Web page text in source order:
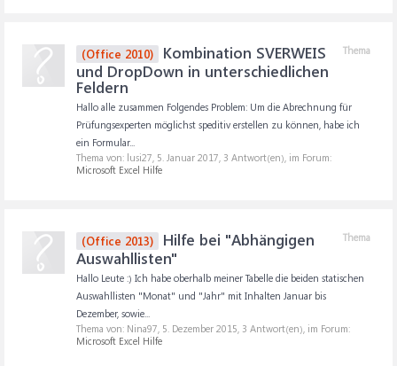
Thema
(Office 2010)
Kombination SVERWEIS
und DropDown in unterschiedlichen
Feldern
Hallo alle zusammen Folgendes Problem: Um die Abrechnung für
Prüfungsexperten möglichst speditiv erstellen zu können, habe ich
ein Formular...
Thema von: lusi27, 5. Januar 2017, 3 Antwort(en), im Forum:
Microsoft Excel Hilfe
Thema
(Office 2013)
Hilfe bei "Abhängigen
Auswahllisten"
Hallo Leute :) Ich habe oberhalb meiner Tabelle die beiden statischen
Auswahllisten "Monat" und "Jahr" mit Inhalten Januar bis
Dezember, sowie...
Thema von: Nina97, 5. Dezember 2015, 3 Antwort(en), im Forum:
Microsoft Excel Hilfe